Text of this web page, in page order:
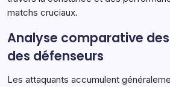
matchs cruciaux.
Analyse comparative
des défenseurs
Les attaquants accumulent